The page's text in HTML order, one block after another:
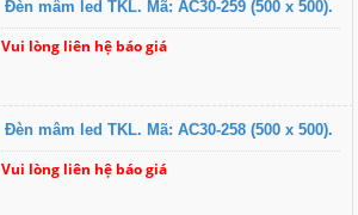
Đèn mâm led TKL. Mã: AC30-259 (500 x 500).
Vui lòng liên hệ báo giá
Đèn mâm led TKL. Mã: AC30-258 (500 x 500).
Vui lòng liên hệ báo giá